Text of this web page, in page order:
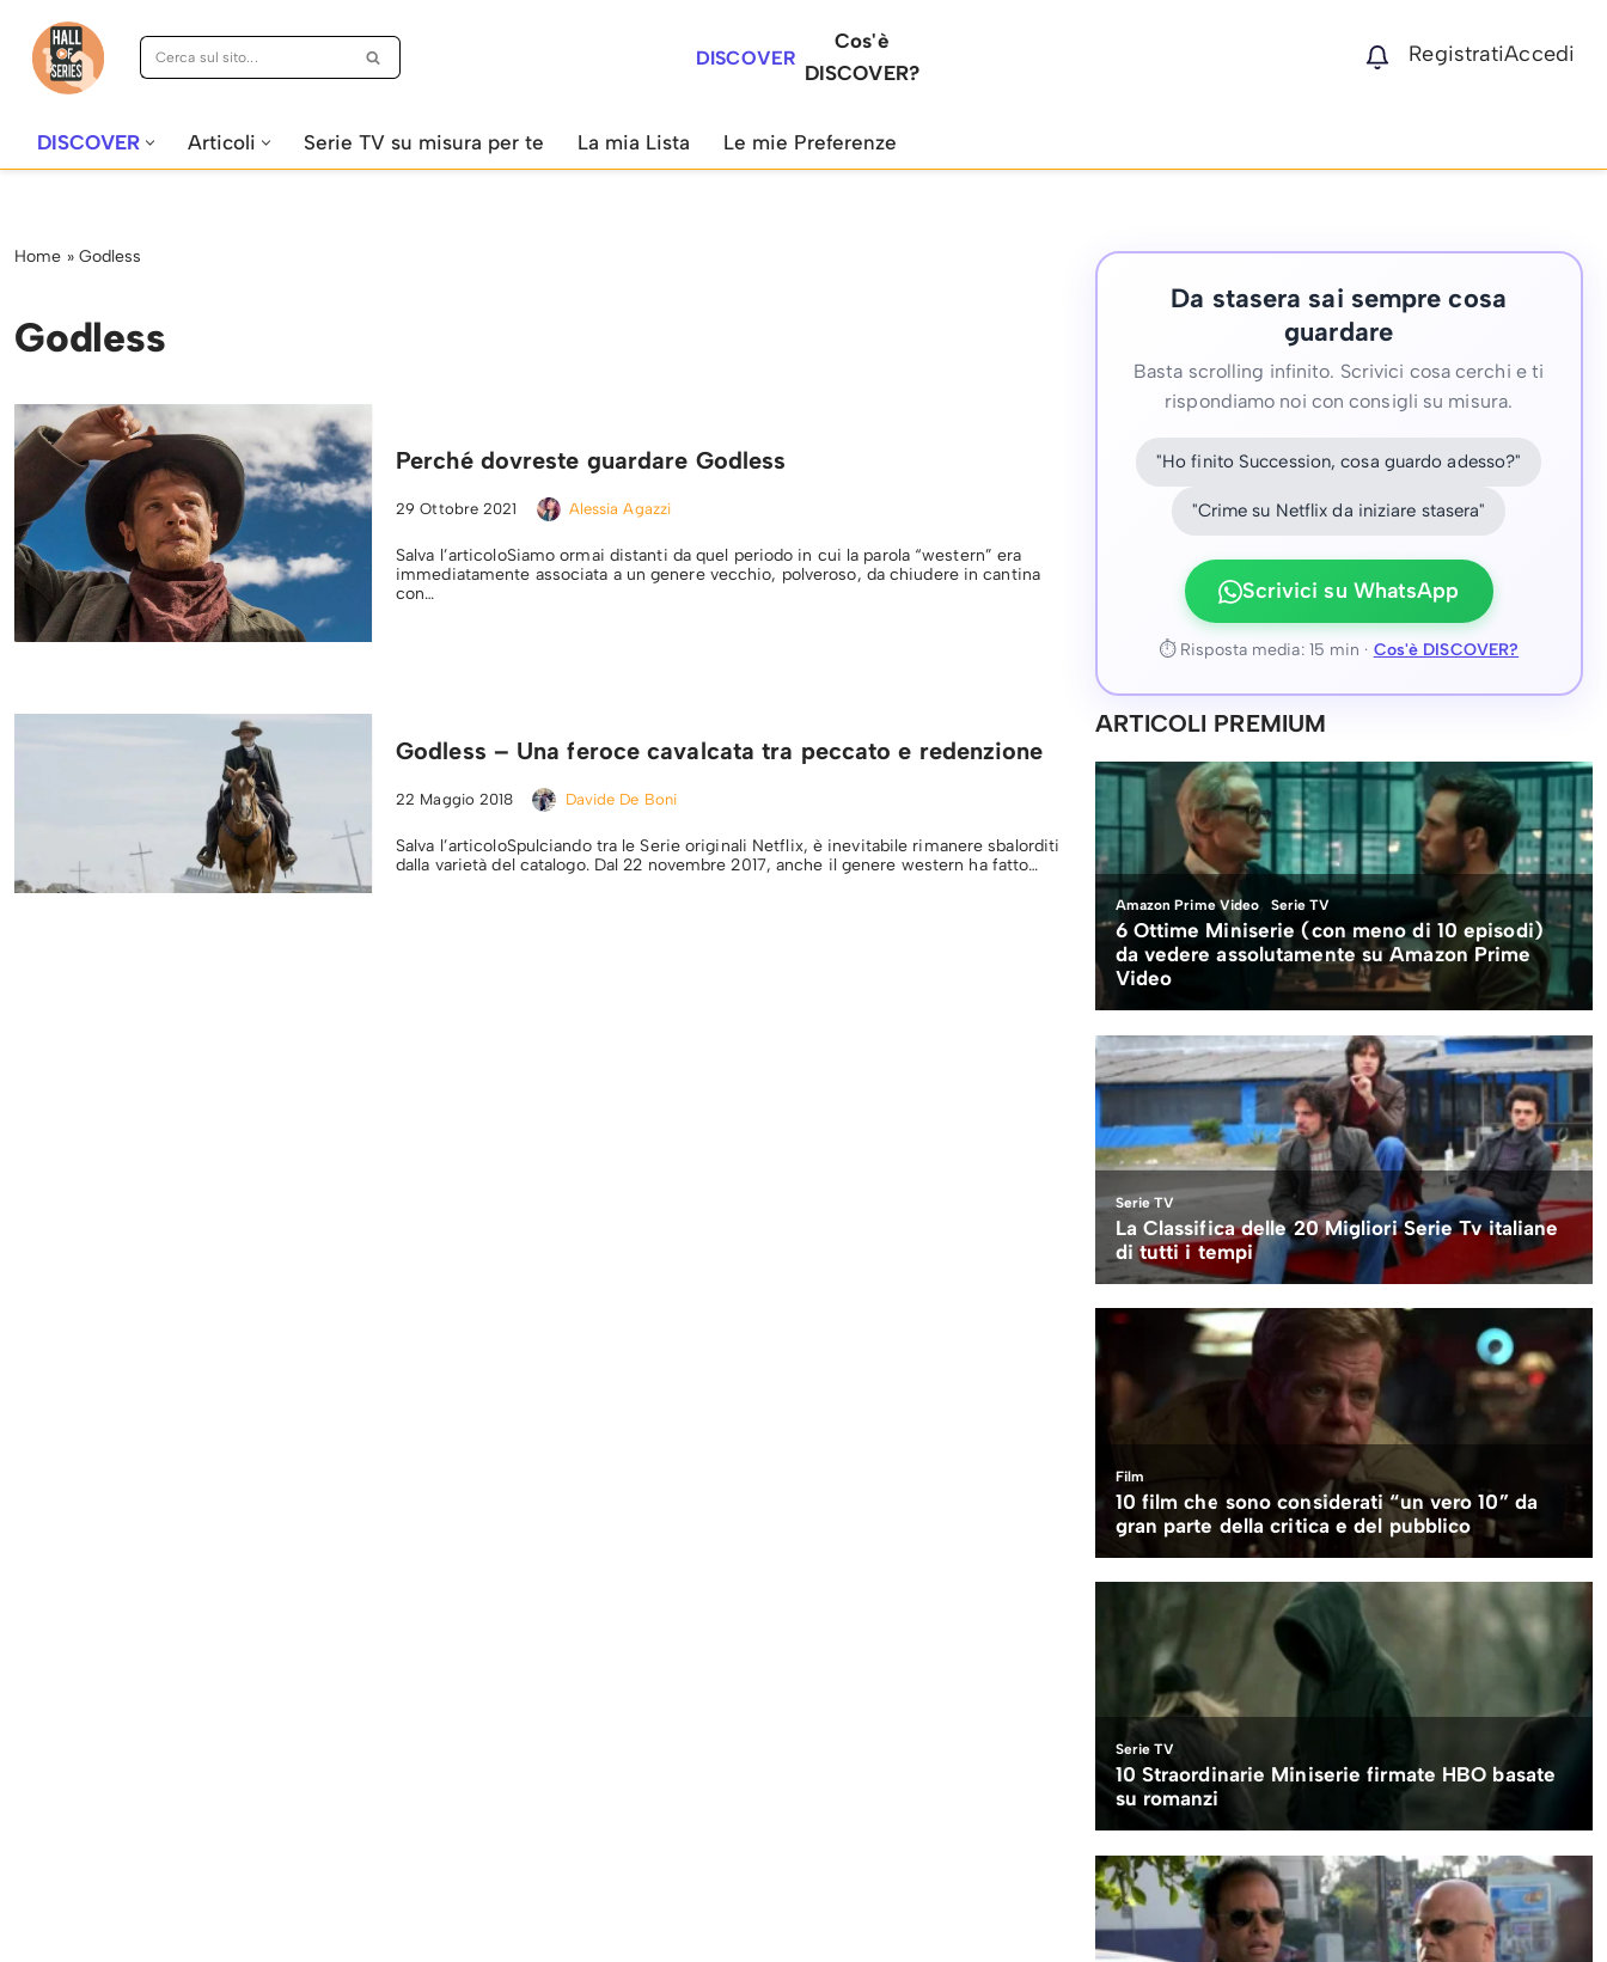
Vai
DISCOVER
Cos'è
DISCOVER?
RegistratiAccedi
DISCOVER Articoli Serie TV su misura per te La mia Lista Le mie Preferenze
Home » Godless
Godless
Perché dovreste guardare Godless
29 Ottobre 2021 Alessia Agazzi
Salva l’articoloSiamo ormai distanti da quel periodo in cui la parola “western” era
immediatamente associata a un genere vecchio, polveroso, da chiudere in cantina
con…
Godless – Una feroce cavalcata tra peccato e redenzione
22 Maggio 2018 Davide De Boni
Salva l’articoloSpulciando tra le Serie originali Netflix, è inevitabile rimanere sbalorditi
dalla varietà del catalogo. Dal 22 novembre 2017, anche il genere western ha fatto…
Da stasera sai sempre cosa
guardare
Basta scrolling infinito. Scrivici cosa cerchi e ti
rispondiamo noi con consigli su misura.
"Ho finito Succession, cosa guardo adesso?"
"Crime su Netflix da iniziare stasera"
Scrivici su WhatsApp
⏱ Risposta media: 15 min · Cos'è DISCOVER?
ARTICOLI PREMIUM